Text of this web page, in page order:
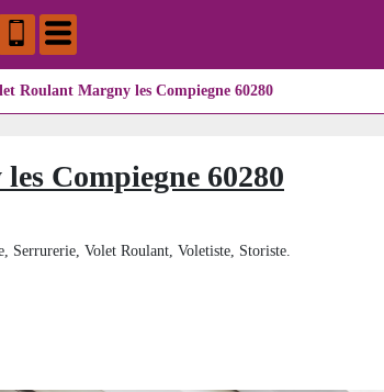
Roulant Margny les Compiegne 60280
Compiegne 60280
Serrurerie, Volet Roulant, Voletiste, Storiste.